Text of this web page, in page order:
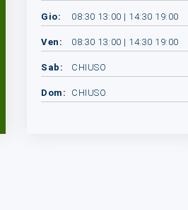
Gio: 08:30 13:00 | 14:30 19:00
Ven: 08:30 13:00 | 14:30 19:00
Sab: CHIUSO
Dom: CHIUSO